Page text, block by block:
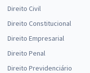
Direito Civil
Direito Constitucional
Direito Empresarial
Direito Penal
Direito Previdenciário